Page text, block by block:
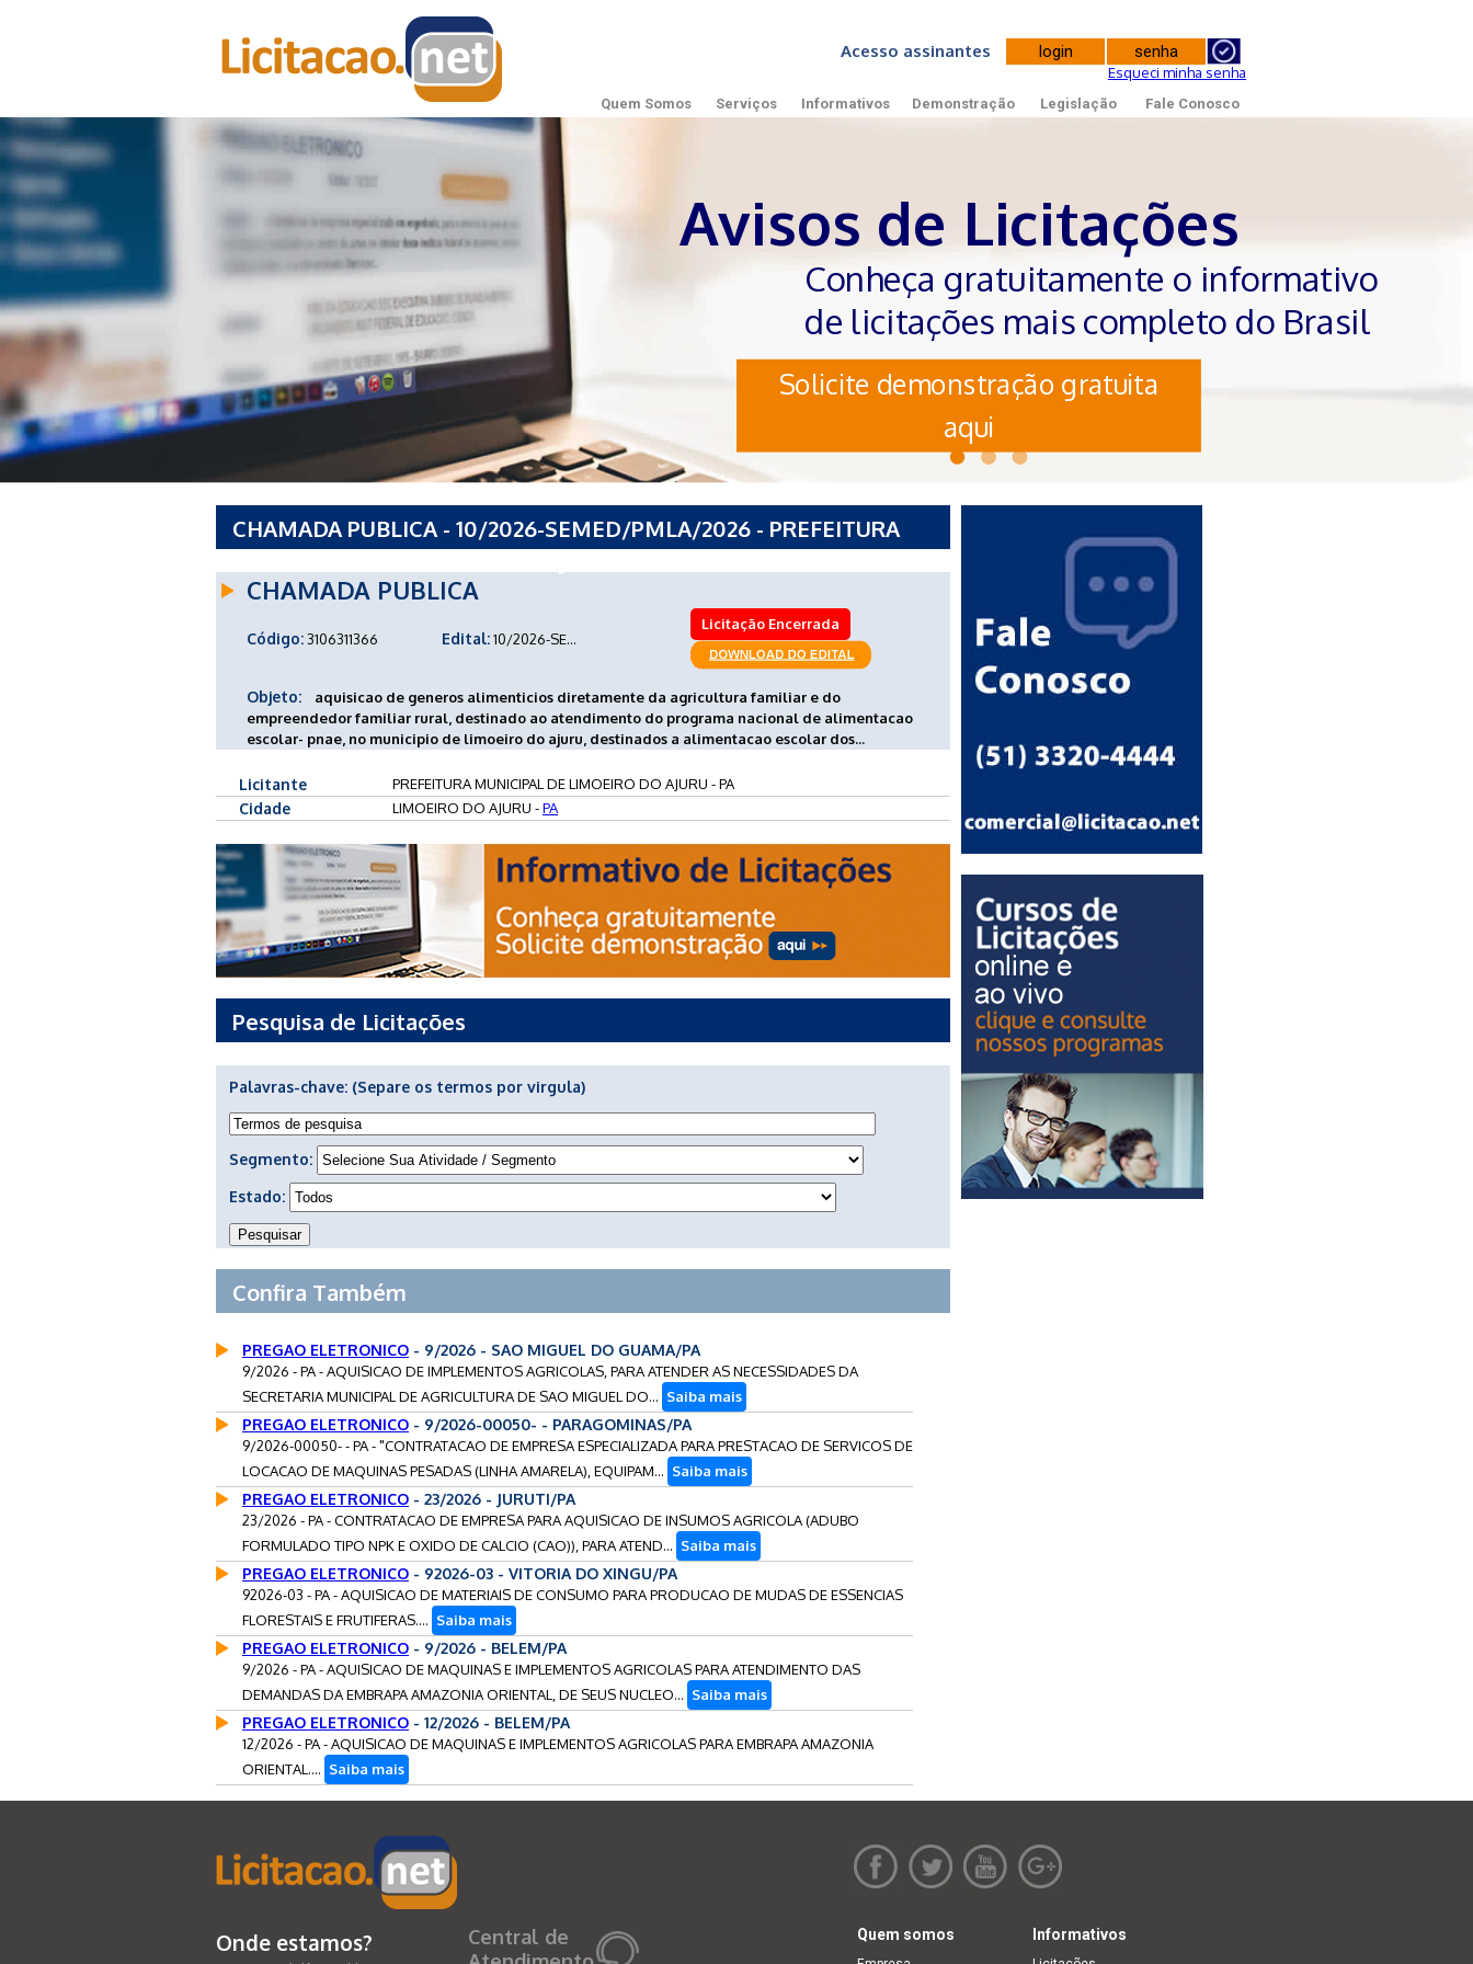
Acesso assinantes
Esqueci minha senha
Quem Somos Serviços Informativos Demonstração Legislação Fale Conosco
Avisos de Licitações
Conheça gratuitamente o informativo
de licitações mais completo do Brasil
Solicite demonstração gratuita
aqui
CHAMADA PUBLICA - 10/2026-SEMED/PMLA/2026 - PREFEITURA
CHAMADA PUBLICA
Código:3106311366 Edital:10/2026-SE...
Licitação Encerrada
Objeto:
aquisicao de generos alimenticios diretamente da agricultura familiar e do
empreendedor familiar rural, destinado ao atendimento do programa nacional de alimentacao
escolar- pnae, no municipio de limoeiro do ajuru, destinados a alimentacao escolar dos...
Licitante PREFEITURA MUNICIPAL DE LIMOEIRO DO AJURU - PA
Cidade LIMOEIRO DO AJURU -PA
Pesquisa de Licitações
Palavras-chave: (Separe os termos por virgula)
Segmento:
Estado:
Confira Também
PREGAO ELETRONICO - 9/2026 - SAO MIGUEL DO GUAMA/PA
9/2026 - PA - AQUISICAO DE IMPLEMENTOS AGRICOLAS, PARA ATENDER AS NECESSIDADES DA
SECRETARIA MUNICIPAL DE AGRICULTURA DE SAO MIGUEL DO... Saiba mais
PREGAO ELETRONICO - 9/2026-00050- - PARAGOMINAS/PA
9/2026-00050- - PA - "CONTRATACAO DE EMPRESA ESPECIALIZADA PARA PRESTACAO DE SERVICOS DE
LOCACAO DE MAQUINAS PESADAS (LINHA AMARELA), EQUIPAM... Saiba mais
PREGAO ELETRONICO - 23/2026 - JURUTI/PA
23/2026 - PA - CONTRATACAO DE EMPRESA PARA AQUISICAO DE INSUMOS AGRICOLA (ADUBO
FORMULADO TIPO NPK E OXIDO DE CALCIO (CAO)), PARA ATEND... Saiba mais
PREGAO ELETRONICO - 92026-03 - VITORIA DO XINGU/PA
92026-03 - PA - AQUISICAO DE MATERIAIS DE CONSUMO PARA PRODUCAO DE MUDAS DE ESSENCIAS
FLORESTAIS E FRUTIFERAS.... Saiba mais
PREGAO ELETRONICO - 9/2026 - BELEM/PA
9/2026 - PA - AQUISICAO DE MAQUINAS E IMPLEMENTOS AGRICOLAS PARA ATENDIMENTO DAS
DEMANDAS DA EMBRAPA AMAZONIA ORIENTAL, DE SEUS NUCLEO... Saiba mais
PREGAO ELETRONICO - 12/2026 - BELEM/PA
12/2026 - PA - AQUISICAO DE MAQUINAS E IMPLEMENTOS AGRICOLAS PARA EMBRAPA AMAZONIA
ORIENTAL.... Saiba mais
Onde estamos?
Central de
Quem somos Informativos